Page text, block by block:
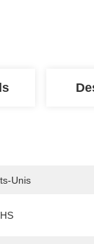
Unis